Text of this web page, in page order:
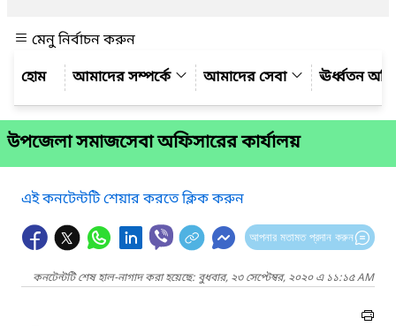
মেনু নির্বাচন করুন
আমাদের সম্পর্কে
আমাদের সেবা ঊর্ধ্বতন
উপজেলা সমাজসেবা অফিসারের কার্যালয়
এই কনটেন্টটি শেয়ার করতে ক্লিক করুন
আপনার মতামত প্রদান করুন
কনটেন্টটি শেষ হাল-নাগাদ করা হয়েছে: বুধবার, ২৩ সেপ্টেম্বর, ২০২০ এ ১১:১৫ AM